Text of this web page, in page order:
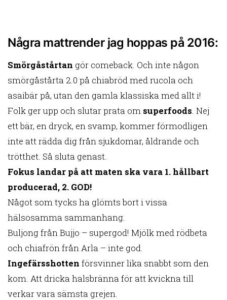
Några mattrender jag hoppas på 2016:
Smörgåstårtan gör comeback. Och inte någon
smörgåstårta 2.0 på chiabröd med rucola och
asaibär på, utan den gamla klassiska med allt i!
Folk ger upp och slutar prata om superfoods . Nej
ett bär, en dryck, en svamp, kommer förmodligen
inte att rädda dig från sjukdomar, åldrande och
trötthet. Så sluta genast.
Fokus landar på att maten ska vara 1. hållbart
producerad, 2. GOD!
Något som tycks ha glömts bort i vissa
hälsosamma sammanhang.
Buljong från Bujjo – supergod! Mjölk med rödbeta
och chiafrön från Arla – inte god.
Ingefärsshotten försvinner lika snabbt som den
kom. Att dricka halsbränna för att kvickna till
verkar vara sämsta grejen.